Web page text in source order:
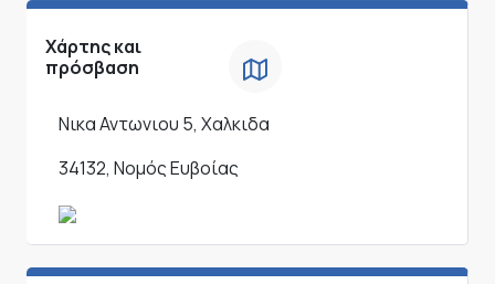
Χάρτης και
πρόσβαση
Νικα Αντωνιου 5, Χαλκιδα
34132, Νομός Ευβοίας